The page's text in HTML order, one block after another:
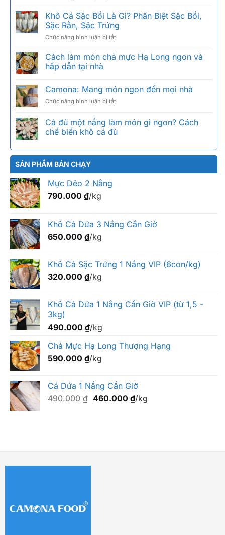
mực
câu
giá
bao
1kg?
Bảng
theo
Khô Cá Sặc Bổi Là Gì? Phân Biệt Sặc Bổi,
Sặc Rằn, Sặc Trứng
Chức năng bình luận bị tắtở
Sặc
Gì?
Biệt
Bổi,
Sặc
Trứng
Cách làm món chả mực Hạ Long ngon và
hấp dẫn tại nhà
Camona: Mang món ngon đến mọi nhà
Chức năng bình luận bị tắtở
món
ngon
mọi
Cá đù một nắng làm món gì ngon? Cách
chế biến khô cá đù
SẢN PHẨM BÁN CHẠY
Mực Dẻo 2 Nắng
790.000 ₫/kg
Khô Cá Dứa 3 Nắng Cần Giờ
650.000 ₫/kg
Khô Cá Sặc Trứng 1 Nắng VIP (6con/kg)
320.000 ₫/kg
Khô Cá Dứa 1 Nắng Cần Giờ VIP (từ 1,5 -
3kg)
490.000 ₫/kg
Chả Mực Hạ Long Thượng Hạng
590.000 ₫/kg
Cá Dứa 1 Nắng Cần Giờ
490.000₫ Giá
460.000 ₫Giá
/kg